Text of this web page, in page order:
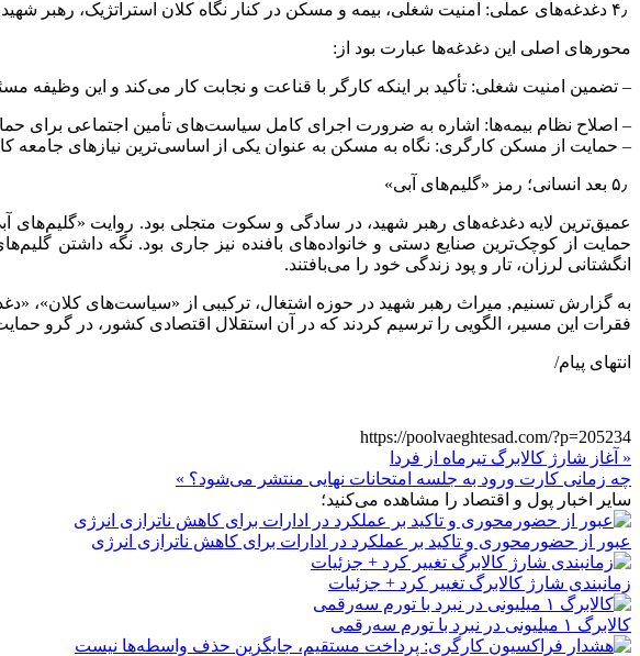
محورهای اصلی این دغدغه‌ها عبارت بود از:
– تضمین امنیت شغلی: تأکید بر اینکه کارگر با قناعت و نجابت کار می‌کند و این وظیفه
– اصلاح نظام بیمه‌ها: اشاره به ضرورت اجرای کامل سیاست‌های تأمین اجتماعی برای
– حمایت از مسکن کارگری: نگاه به مسکن به عنوان یکی از اساسی‌ترین نیازهای جامعه
عمیق‌ترین لایه دغدغه‌های رهبر شهید، در سادگی و سکوت متجلی بود. روایت «گلیم‌های
حمایت از کوچک‌ترین صنایع دستی و خانواده‌های بافنده نیز جاری بود. نگه داشتن
انگشتانی لرزان، تار و پود زندگی خود را می‌بافتند.
به گزارش تسنیم, میراث رهبر شهید در حوزه اشتغال، ترکیبی از «سیاست‌های کلان»،
فقرات این مسیر، الگویی را ترسیم کردند که در آن استقلال اقتصادی کشور، در گرو
انتهای پیام/
https://poolvaeghtesad.com/?p=205234
« آغاز شارژ کالابرگ تیرماه از فردا
چه زمانی کارت ورود به جلسه امتحانات نهایی منتشر می‌شود؟ »
سایر اخبار پول و اقتصاد را مشاهده می‌کنید؛
عبور از حضورمحوری و تاکید بر عملکرد در ادارات برای کاهش ناترازی انرژی
زمانبندی شارژ کالابرگ تغییر کرد + جزئیات
کالابرگ ۱ میلیونی در نبرد با تورم سه‌رقمی